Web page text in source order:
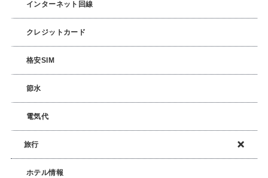
インターネット回線
クレジットカード
格安SIM
節水
電気代
旅行
ホテル情報